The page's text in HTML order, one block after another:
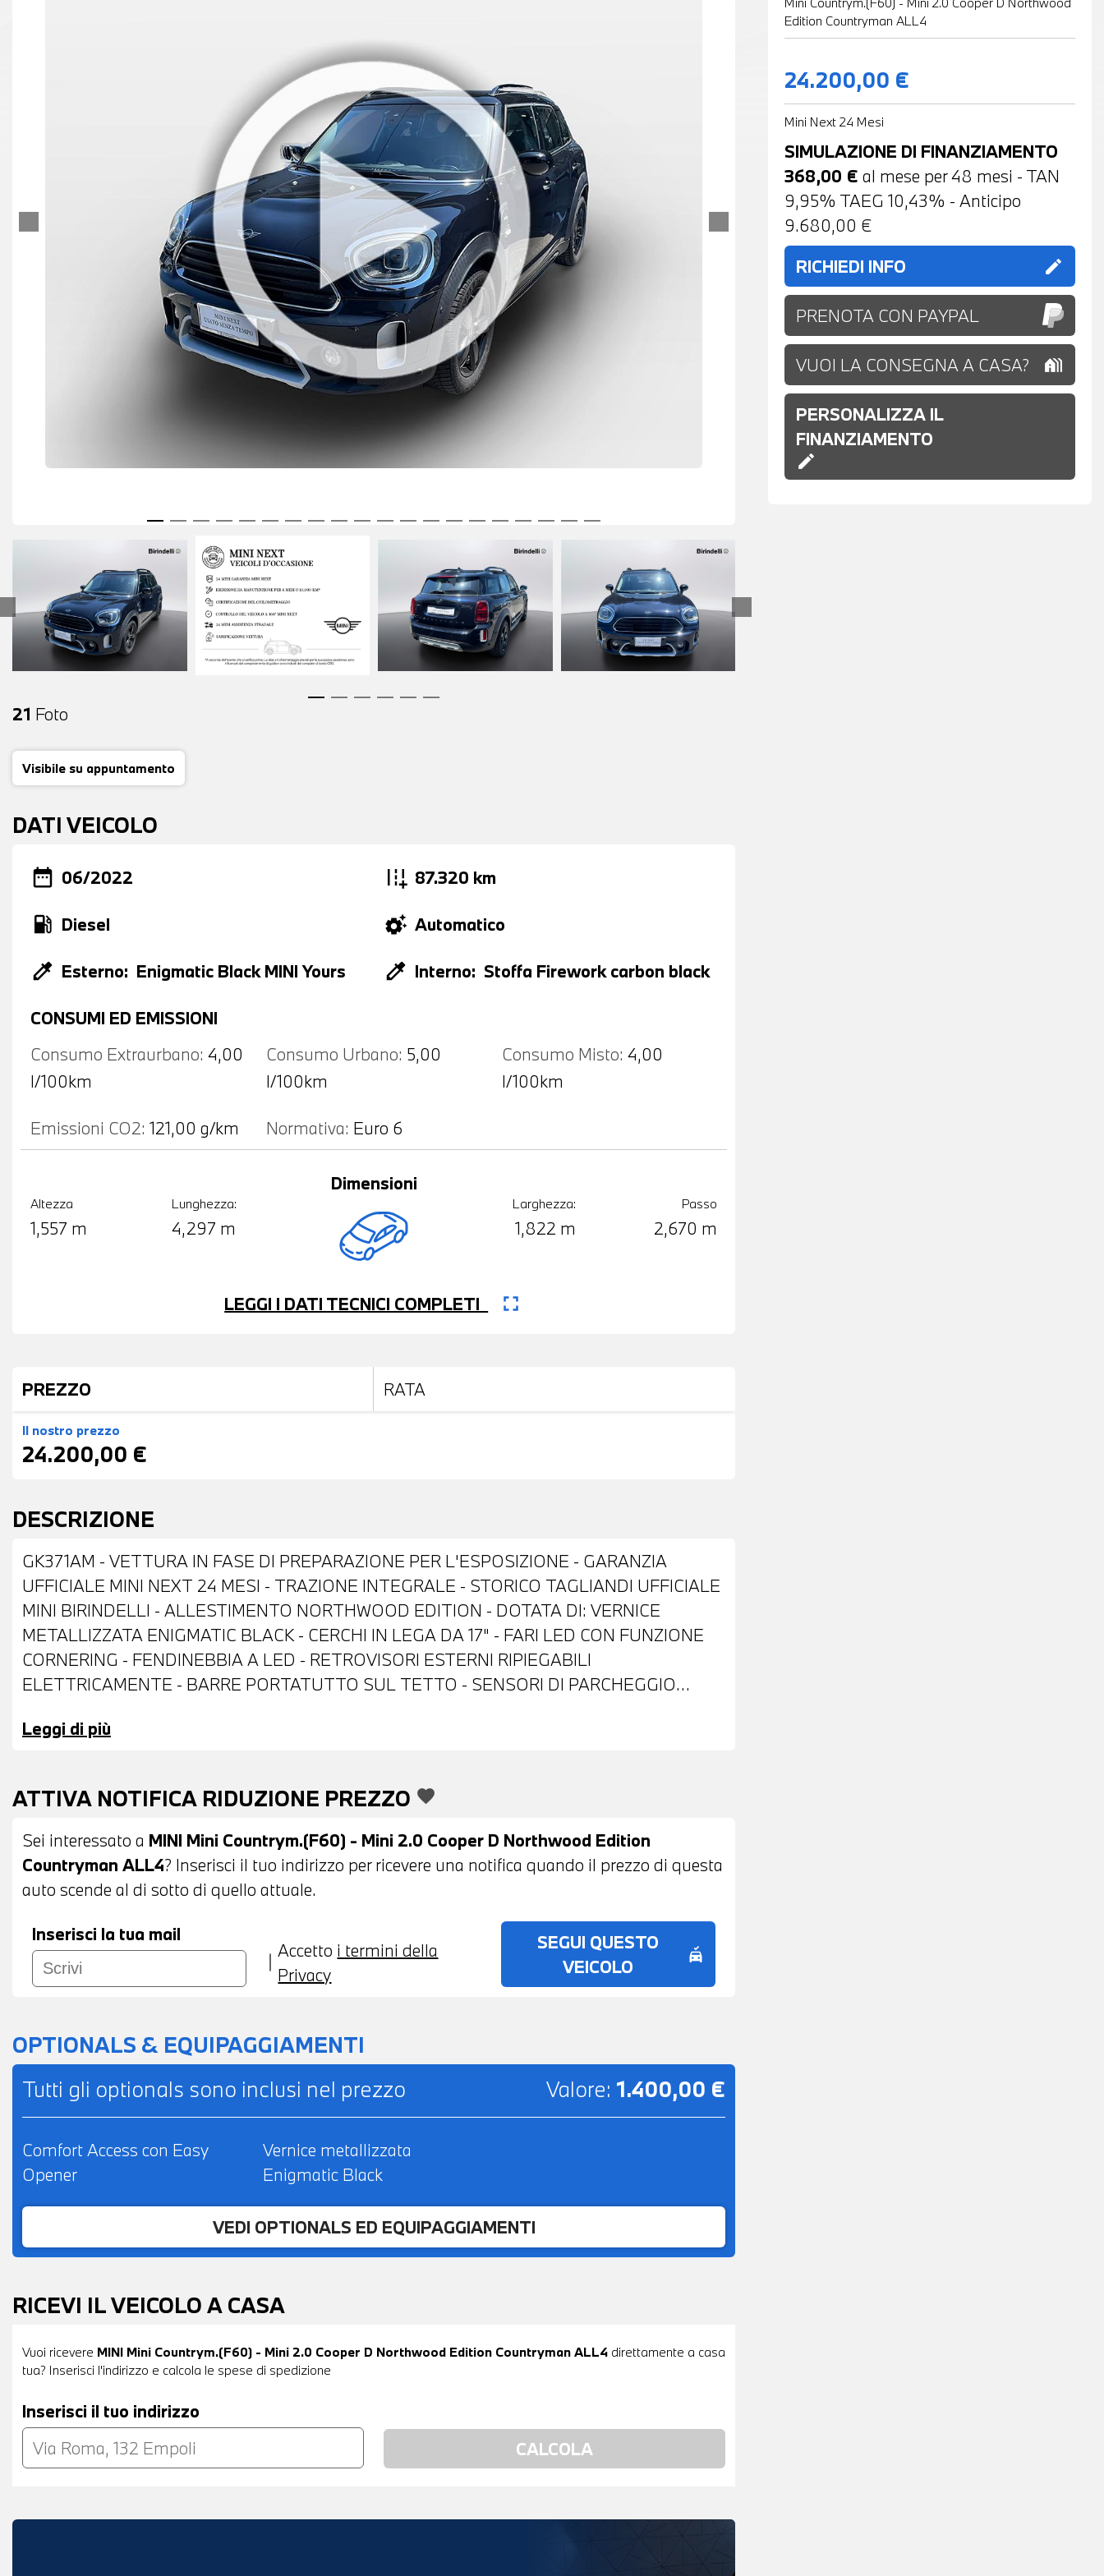
21 Foto
Visibile su appuntamento
DATI VEICOLO
date_range 06/2022 add_road 87.320 km
local_gas_station Diesel settings_suggestAutomatico
colorize Esterno: Enigmatic Black MINI Yours colorize Interno: Stoffa Firework carbon black
CONSUMI ED EMISSIONI
Consumo Extraurbano: 4,00
l/100km
Consumo Urbano: 5,00
l/100km
Consumo Misto: 4,00
l/100km
Emissioni CO2: 121,00 g/km Normativa: Euro 6
Altezza
1,557 m
Lunghezza:
4,297 m
Dimensioni
Larghezza:
1,822 m
Passo
2,670 m
LEGGI I DATI TECNICI COMPLETI fullscreen
PREZZO RATA
Il nostro prezzo
24.200,00 €
DESCRIZIONE
GK371AM - VETTURA IN FASE DI PREPARAZIONE PER L'ESPOSIZIONE - GARANZIA
UFFICIALE MINI NEXT 24 MESI - TRAZIONE INTEGRALE - STORICO TAGLIANDI UFFICIALE
MINI BIRINDELLI - ALLESTIMENTO NORTHWOOD EDITION - DOTATA DI: VERNICE
METALLIZZATA ENIGMATIC BLACK - CERCHI IN LEGA DA 17" - FARI LED CON FUNZIONE
CORNERING - FENDINEBBIA A LED - RETROVISORI ESTERNI RIPIEGABILI
ELETTRICAMENTE - BARRE PORTATUTTO SUL TETTO - SENSORI DI PARCHEGGIO
VOLANTE SPORTIVO IN PELLE CON COMANDI MULTIFUNZIONE - CRUISE CONTROL -
DAB - COMPATIBILITA' CON CONNECTED DRIVE SERVICES - CHIAMATA DI EMERGENZA -
TELESERVICES - COMPATIBILITA' CON CONNECED DRIVE SERVICES - CLIMATIZZATORE
AUTOMATICO BIZONA - BRACCIOLO CENTRALE ANTERIORE - POSSIBILITA' DI PROVA -
POSSIBILITA' DI PERMUTA - POSSIBILITA' DI FINANZIAMENTO ANCHE PER L'INTERO
IMPORTO
Leggi di più
ATTIVA NOTIFICA RIDUZIONE PREZZO favorite
Sei interessato a MINI Mini Countrym.(F60) - Mini 2.0 Cooper D Northwood Edition
Countryman ALL4? Inserisci il tuo indirizzo per ricevere una notifica quando il prezzo di questa
auto scende al di sotto di quello attuale.
Inserisci la tua mail
Accetto i termini della
Privacy
SEGUI QUESTO
VEICOLO
no_crash
OPTIONALS & EQUIPAGGIAMENTI
Tutti gli optionals sono inclusi nel prezzo
Valore: 1.400,00 €
Comfort Access con Easy
Opener
Vernice metallizzata
Enigmatic Black
VEDI OPTIONALS ED EQUIPAGGIAMENTI
RICEVI IL VEICOLO A CASA
Vuoi ricevere MINI Mini Countrym.(F60) - Mini 2.0 Cooper D Northwood Edition Countryman ALL4 direttamente a casa
tua? Inserisci l'indirizzo e calcola le spese di spedizione
Inserisci il tuo indirizzo
Edition Countryman ALL4
24.200,00 €
Mini Next 24 Mesi
SIMULAZIONE DI FINANZIAMENTO
368,00 € al mese per48 mesi - TAN
9,95% TAEG 10,43% - Anticipo
9.680,00 €
RICHIEDI INFO
edit
PRENOTA CON PAYPAL
VUOI LA CONSEGNA A CASA? holiday_village
PERSONALIZZA IL
FINANZIAMENTO
edit